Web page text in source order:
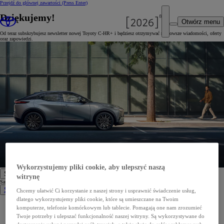
Przejdź do głównej zawartości (Press Enter)
Otwórz menu
Dziękujemy!
Od teraz subskrybujesz newsletter nowej Toyoty C-HR+ i będziesz otrzymywać najnowsze wiadomości, oferty
oraz zapowiedzi.
Samochody
Samochody
Samochody osobowe
Nowe Aygo X
Yaris
GR Yaris
Yaris Cross
Wykorzystujemy pliki cookie, aby ulepszyć naszą
witrynę
Chcemy ułatwić Ci korzystanie z naszej strony i usprawnić świadczenie usług,
dlatego wykorzystujemy pliki cookie, które są umieszczane na Twoim
komputerze, telefonie komórkowym lub tablecie. Pomagają one nam zrozumieć
Twoje potrzeby i ulepszać funkcjonalność naszej witryny. Są wykorzystywane do